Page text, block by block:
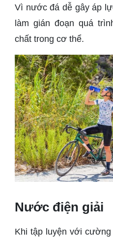
Vì nước đá dễ gây áp
làm gián đoạn quá
chất trong cơ thể.
Nước điện giải
Khi tập luyện với